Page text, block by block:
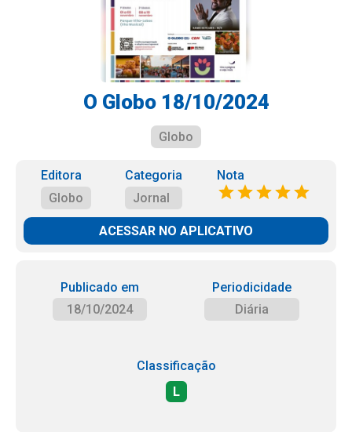
O Globo 18/10/2024
Globo
Editora
Globo
Categoria
Jornal
Nota
ACESSAR NO APLICATIVO
Publicado em
18/10/2024
Periodicidade
Diária
Classificação
L